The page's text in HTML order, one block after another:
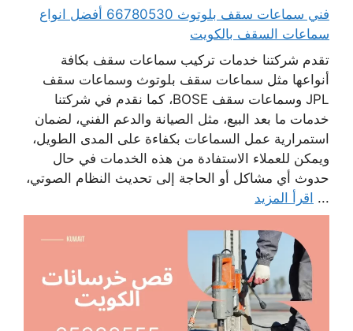
فني سماعات سقف بلوتوث 66780530 أفضل انواع
سماعات السقف بالكويت
تقدم شركتنا خدمات تركيب سماعات سقف بكافة
أنواعها مثل سماعات سقف بلوتوث وسماعات سقف
JPL وسماعات سقف BOSE، كما نقدم في شركتنا
خدمات ما بعد البيع، مثل الصيانة والدعم الفني، لضمان
استمرارية عمل السماعات بكفاءة على المدى الطويل،
ويمكن للعملاء الاستفادة من هذه الخدمات في حال
حدوث أي مشاكل أو الحاجة إلى تحديث النظام الصوتي،
... اقرأ المزيد